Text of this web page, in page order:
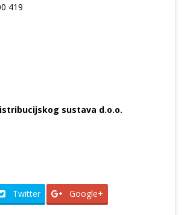
419
sustava d.o.o.
Twitter Google+